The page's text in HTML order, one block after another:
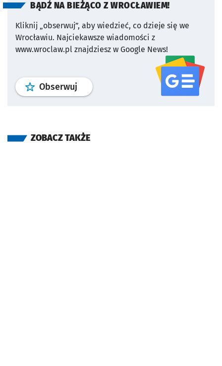
BĄDŹ NA BIEŻĄCO Z WROCŁAWIEM!
Kliknij „obserwuj”, aby wiedzieć, co dzieje się we
Wrocławiu. Najciekawsze wiadomości z
www.wroclaw.pl znajdziesz w Google News!
Obserwuj profil serwisu
ZOBACZ TAKŻE